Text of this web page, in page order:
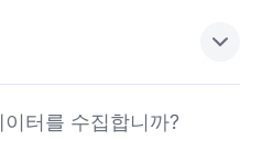
터를 수집합니까?